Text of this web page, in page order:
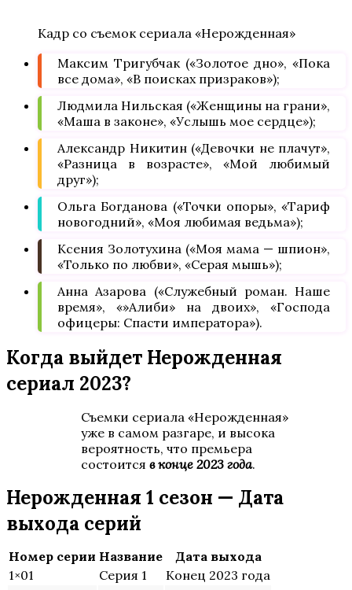
Кадр со съемок сериала «Нерожденная»
Максим Тригубчак («Золотое дно», «Пока
все дома», «В поисках призраков»);
Людмила Нильская («Женщины на грани»,
«Маша в законе», «Услышь мое сердце»);
Александр Никитин («Девочки не плачут»,
«Разница в возрасте», «Мой любимый
друг»);
Ольга Богданова («Точки опоры», «Тариф
новогодний», «Моя любимая ведьма»);
Ксения Золотухина («Моя мама — шпион»,
«Только по любви», «Серая мышь»);
Анна Азарова («Служебный роман. Наше
время», «»Алиби» на двоих», «Господа
офицеры: Спасти императора»).
Когда выйдет Нерожденная
сериал 2023?
Съемки сериала «Нерожденная»
уже в самом разгаре, и высока
вероятность, что премьера
состоится в конце 2023 года.
Нерожденная 1 сезон — Дата
выхода серий
Номер серии Название
Дата выхода
1×01
Серия 1
Конец 2023 года